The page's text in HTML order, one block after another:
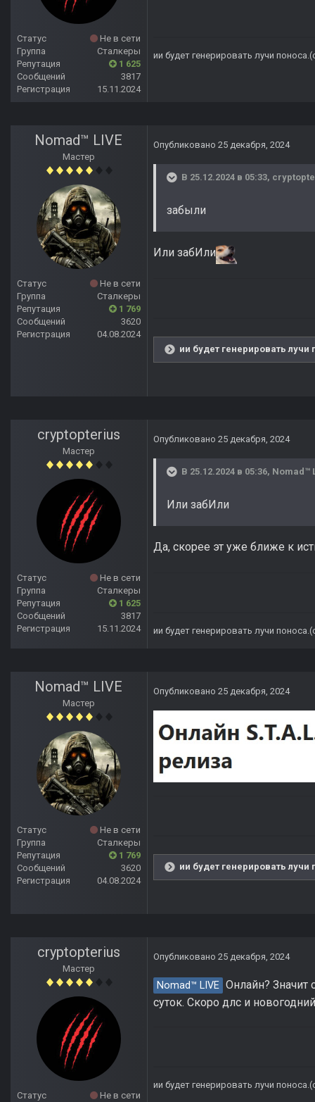
Статус
Не в сети
Группа
Сталкеры
Репутация
1 625
Сообщений
3817
Регистрация
15.11.2024
ии будет генерировать лучи
Nomad™ LIVE
Мастер
Статус
Не в сети
Группа
Сталкеры
Репутация
1 769
Сообщений
3620
Регистрация
04.08.2024
Опубликовано 25 декабря, 2024
В 25.12.2024 в 05:33,
забыли
Или забИли
ии будет генерировать
cryptopterius
Мастер
Статус
Не в сети
Группа
Сталкеры
Репутация
1 625
Сообщений
3817
Регистрация
15.11.2024
Опубликовано 25 декабря, 2024
В 25.12.2024 в 05:36, Nomad™
Или забИли
Да, скорее эт уже ближе к
ии будет генерировать лучи
Nomad™ LIVE
Мастер
Статус
Не в сети
Группа
Сталкеры
Репутация
1 769
Сообщений
3620
Регистрация
04.08.2024
Опубликовано 25 декабря, 2024
ии будет генерировать
cryptopterius
Мастер
Статус
Не в сети
Опубликовано 25 декабря, 2024
Nomad™ LIVE Онлайн? Значит
суток. Скоро длс и
ии будет генерировать лучи